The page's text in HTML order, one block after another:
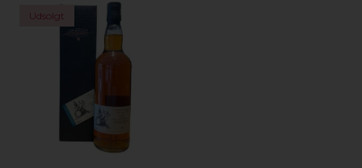
Udsolgt